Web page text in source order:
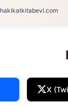
hakikatkitabevi.com
X